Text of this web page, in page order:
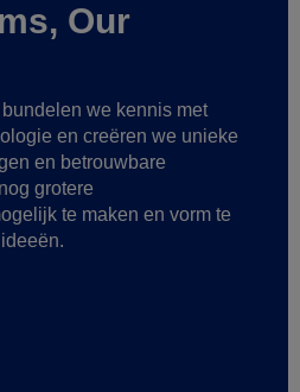
Our
we kennis met
en creëren we unieke
en betrouwbare
grotere
te maken en vorm te